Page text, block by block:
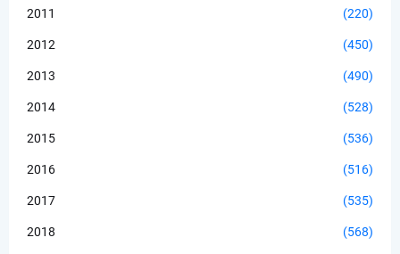
2011 (220)
2012 (450)
2013 (490)
2014 (528)
2015 (536)
2016 (516)
2017 (535)
2018 (568)